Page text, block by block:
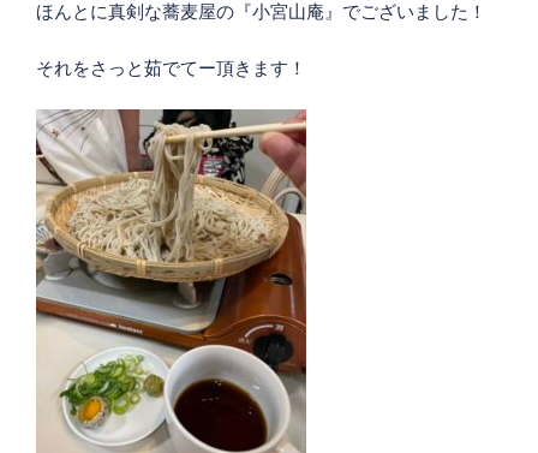
ほんとに真剣な蕎麦屋の『小宮山庵』でございました！
それをさっと茹でてー頂きます！